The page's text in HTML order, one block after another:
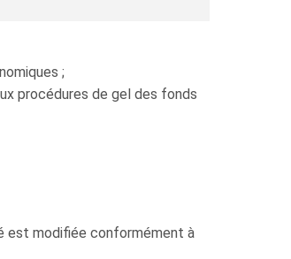
;
procédures de gel des fonds
est modifiée conformément à